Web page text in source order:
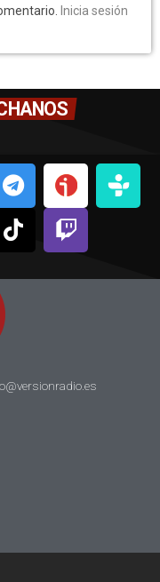
Inicia sesión